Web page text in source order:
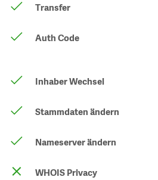
Transfer
Auth Code
Inhaber Wechsel
Stammdaten ändern
Nameserver ändern
WHOIS Privacy